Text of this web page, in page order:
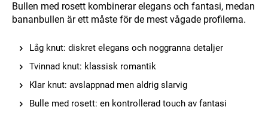
Bullen med rosett kombinerar elegans och fantasi, medan
bananbullen är ett måste för de mest vågade profilerna.
Låg knut: diskret elegans och noggranna detaljer
Tvinnad knut: klassisk romantik
Klar knut: avslappnad men aldrig slarvig
Bulle med rosett: en kontrollerad touch av fantasi